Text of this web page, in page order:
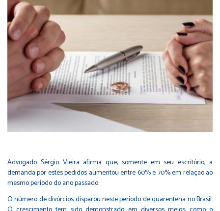
Advogado Sérgio Vieira afirma que, somente em seu escritório, a
demanda por estes pedidos aumentou entre 60% e 70% em relação ao
mesmo período do ano passado.
O número de divórcios disparou neste período de quarentena no Brasil.